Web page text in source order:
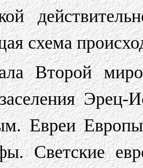
схема
Второй
Эрец-
Евреи
Светские